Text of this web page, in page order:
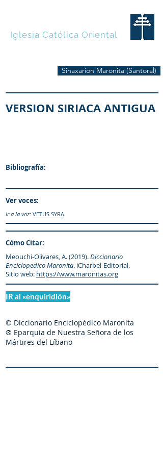
Iglesia Católica Oriental
Sinaxarion Maronita (Santoral)
VERSION SIRIACA ANTIGUA
Bibliografía:
Ver voces:
Ir a la voz: VETUS SYRA.
Cómo Citar:
Meouchi-Olivares, A. (2019).Diccionario
Enciclopedico Maronita. iCharbel-Editorial.
Sitio web: https://www.maronitas.org
IR al «enquiridión»
© Diccionario Enciclopédico Maronita
® Eparquia de Nuestra Señora de los
Mártires del Líbano